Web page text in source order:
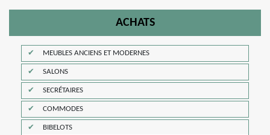
ACHATS
MEUBLES ANCIENS ET MODERNES
SALONS
SECRÉTAIRES
COMMODES
BIBELOTS